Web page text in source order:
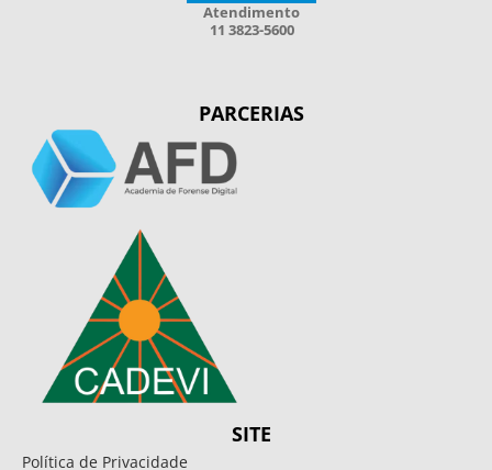
Atendimento
11 3823-5600
PARCERIAS
SITE
Política de Privacidade